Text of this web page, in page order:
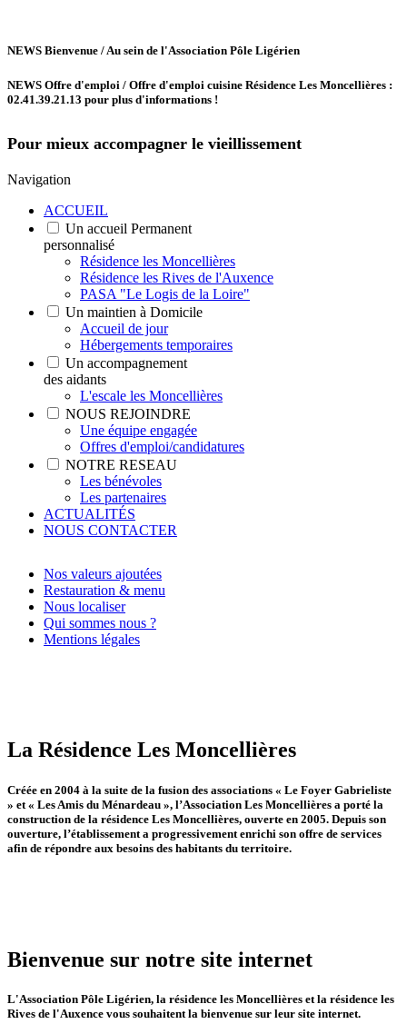
NEWS Bienvenue /Au sein de l'Association Pôle Ligérien
NEWS Offre d'emploi / Offre d'emploi cuisine Résidence Les Moncellières :
02.41.39.21.13 pour plus d'informations !
Pour mieux accompagner le vieillissement
Navigation
ACCUEIL
Un accueil Permanent
personnalisé
Résidence les Moncellières
Résidence les Rives de l'Auxence
PASA "Le Logis de la Loire"
Un maintien à Domicile
Accueil de jour
Hébergements temporaires
Un accompagnement
des aidants
L'escale les Moncellières
NOUS REJOINDRE
Une équipe engagée
Offres d'emploi/candidatures
NOTRE RESEAU
Les bénévoles
Les partenaires
ACTUALITÉS
NOUS CONTACTER
Nos valeurs ajoutées
Restauration & menu
Nous localiser
Qui sommes nous ?
Mentions légales
La Résidence Les Moncellières
Créée en 2004 à la suite de la fusion des associations « Le Foyer Gabrieliste
» et « Les Amis du Ménardeau », l’Association Les Moncellières a porté la
construction de la résidence Les Moncellières, ouverte en 2005. Depuis son
ouverture, l’établissement a progressivement enrichi son offre de services
afin de répondre aux besoins des habitants du territoire.
Bienvenue sur notre site internet
L'Association Pôle Ligérien, la résidence les Moncellières et la résidence les
Rives de l'Auxence vous souhaitent la bienvenue sur leur site internet.